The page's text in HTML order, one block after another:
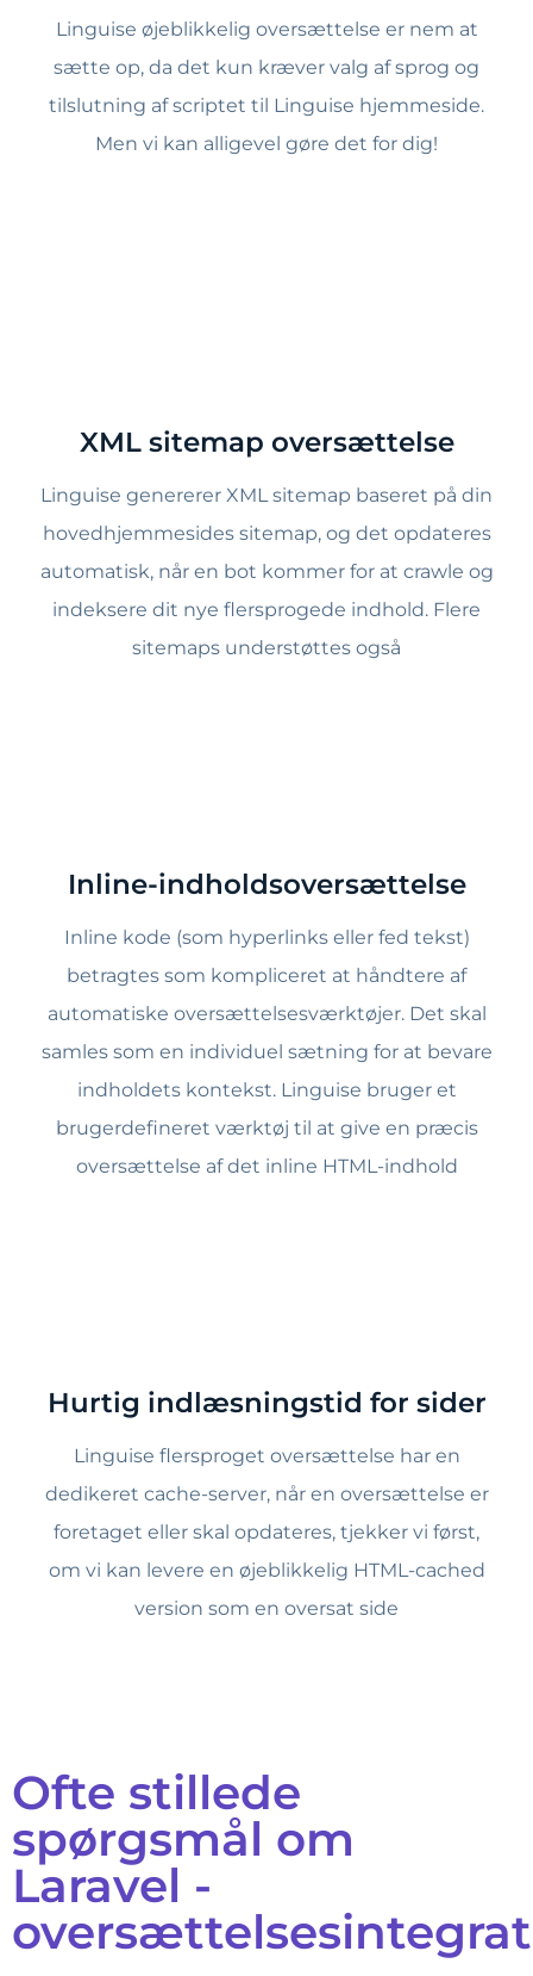
Linguise øjeblikkelig oversættelse er nem at
sætte op, da det kun kræver valg af sprog og
tilslutning af scriptet til Linguise hjemmeside.
Men vi kan alligevel gøre det for dig!
XML sitemap oversættelse
Linguise genererer XML sitemap baseret på din
hovedhjemmesides sitemap, og det opdateres
automatisk, når en bot kommer for at crawle og
indeksere dit nye flersprogede indhold. Flere
sitemaps understøttes også
Inline-indholdsoversættelse
Inline kode (som hyperlinks eller fed tekst)
betragtes som kompliceret at håndtere af
automatiske oversættelsesværktøjer. Det skal
samles som en individuel sætning for at bevare
indholdets kontekst. Linguise bruger et
brugerdefineret værktøj til at give en præcis
oversættelse af det inline HTML-indhold
Hurtig indlæsningstid for sider
Linguise flersproget oversættelse har en
dedikeret cache-server, når en oversættelse er
foretaget eller skal opdateres, tjekker vi først,
om vi kan levere en øjeblikkelig HTML-cached
version som en oversat side
Ofte stillede
spørgsmål om
Laravel -